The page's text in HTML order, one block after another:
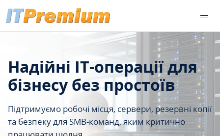
Надійні IT-операції для
бізнесу без простоїв
Підтримуємо робочі місця, сервери, резервні копії
та безпеку для SMB-команд, яким критично